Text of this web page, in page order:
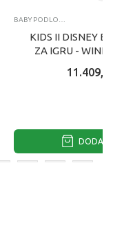
BABY PODLOGE ZA IGRU
KIDS II DISNEY
ZA IGRU -
13...
DODAJ